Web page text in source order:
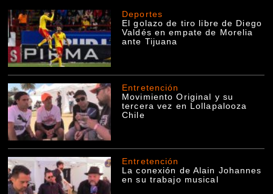
Deportes
El golazo de tiro libre de Diego
Valdés en empate de Morelia
ante Tijuana
Entretención
Movimiento Original y su
tercera vez en Lollapalooza
Chile
Entretención
La conexión de Alain Johannes
en su trabajo musical